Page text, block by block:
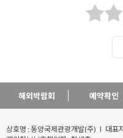
해외박람회 예약확인
상호명 : 동양국제관광개발(주) l 대표